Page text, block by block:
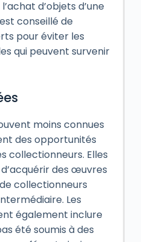
d’objets d’une
conseillé de
pour éviter les
qui peuvent survenir
moins connues
des opportunités
collectionneurs. Elles
des œuvres
collectionneurs
Les
également inclure
été soumis à des